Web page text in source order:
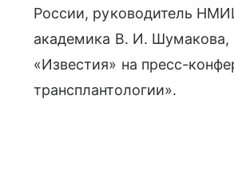
России, руководитель
академика В. И. Шумакова,
«Известия» на пресс-
трансплантологии».